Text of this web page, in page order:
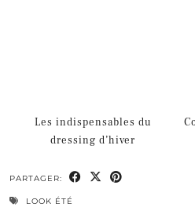
Les indispensables du
dressing d’hiver
PARTAGER:
LOOK ÉTÉ